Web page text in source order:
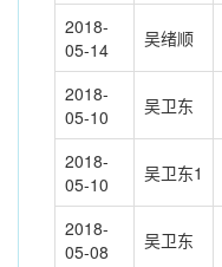
2018-
05-14
吴绪顺
2018-
05-10
吴卫东
2018-
05-10
吴卫东1
2018-
05-08
吴卫东